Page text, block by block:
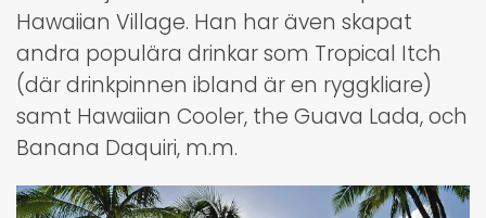
Hawaiian Village. Han har även skapat
andra populära drinkar som Tropical Itch
(där drinkpinnen ibland är en ryggkliare)
samt Hawaiian Cooler, the Guava Lada, och
Banana Daquiri, m.m.